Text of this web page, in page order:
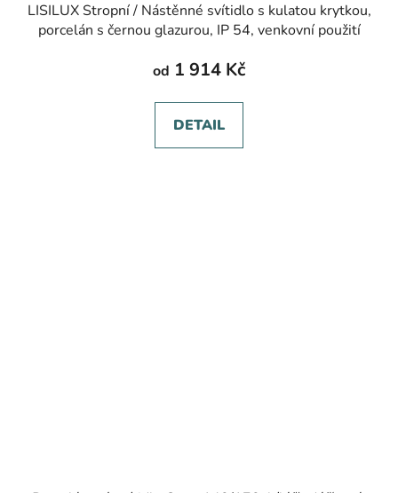
LISILUX Stropní / Nástěnné svítidlo s kulatou krytkou,
porcelán s černou glazurou, IP 54, venkovní použití
od 1 914 Kč
DETAIL